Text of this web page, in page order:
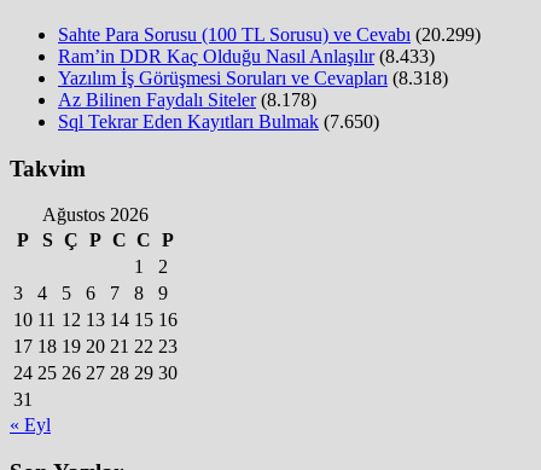
Sahte Para Sorusu (100 TL Sorusu) ve Cevabı (20.299)
Ram’in DDR Kaç Olduğu Nasıl Anlaşılır (8.433)
Yazılım İş Görüşmesi Soruları ve Cevapları (8.318)
Az Bilinen Faydalı Siteler (8.178)
Sql Tekrar Eden Kayıtları Bulmak (7.650)
Takvim
Ağustos 2026
P
S Ç P C C P
1
2
3
4 5 6 7 8
9
10 11 12 13 14 15 16
17 18 19 20 21 22 23
24 25 26 27 28 29 30
31
« Eyl